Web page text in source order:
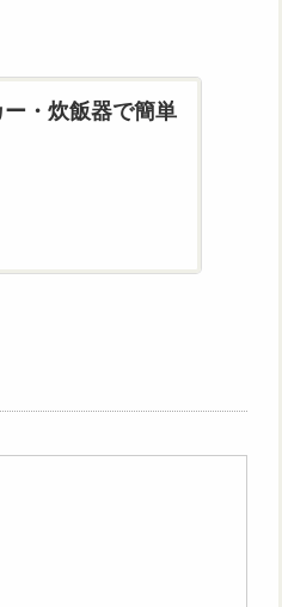
・炊飯器で簡単